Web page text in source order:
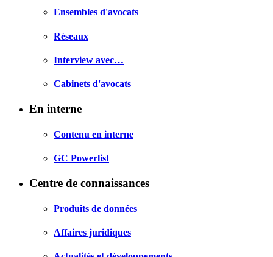
Ensembles d'avocats
Réseaux
Interview avec…
Cabinets d'avocats
En interne
Contenu en interne
GC Powerlist
Centre de connaissances
Produits de données
Affaires juridiques